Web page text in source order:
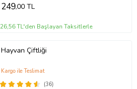
249,00 TL
26,56 TL'den Başlayan Taksitlerle
Hayvan Çiftliği
(36)
Kargo ile Teslimat